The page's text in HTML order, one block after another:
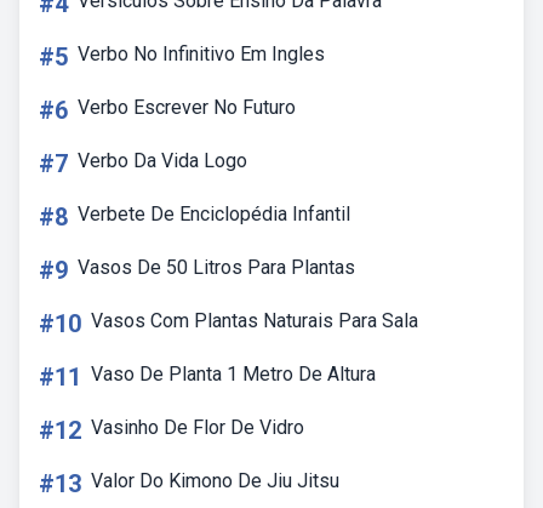
#5 Verbo No Infinitivo Em Ingles
#6 Verbo Escrever No Futuro
#7 Verbo Da Vida Logo
#8 Verbete De Enciclopédia Infantil
#9 Vasos De 50 Litros Para Plantas
#10 Vasos Com Plantas Naturais Para Sala
#11 Vaso De Planta 1 Metro De Altura
#12 Vasinho De Flor De Vidro
#13 Valor Do Kimono De Jiu Jitsu